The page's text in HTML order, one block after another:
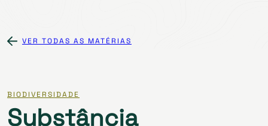
VER TODAS AS MATÉRIAS
BIODIVERSIDADE
Substância